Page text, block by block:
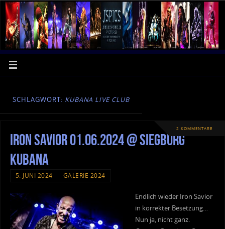
SCHLAGWORT: KUBANA LIVE CLUB
2 KOMMENTARE
Iron Savior 01.06.2024 @ Siegburg
Kubana
5. JUNI 2024 GALERIE 2024
Endlich wieder Iron Savior
in korrekter Besetzung…
Nun ja, nicht ganz.